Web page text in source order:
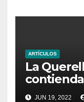
ARTÍCULOS
La
la ópera
JUN 19, 2022